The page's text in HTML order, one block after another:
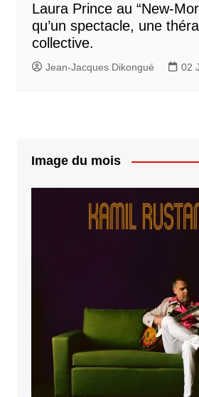
Laura Prince au “New-
qu’un spectacle, une
collective.
Jean-Jacques Dikongué 02
Image du mois